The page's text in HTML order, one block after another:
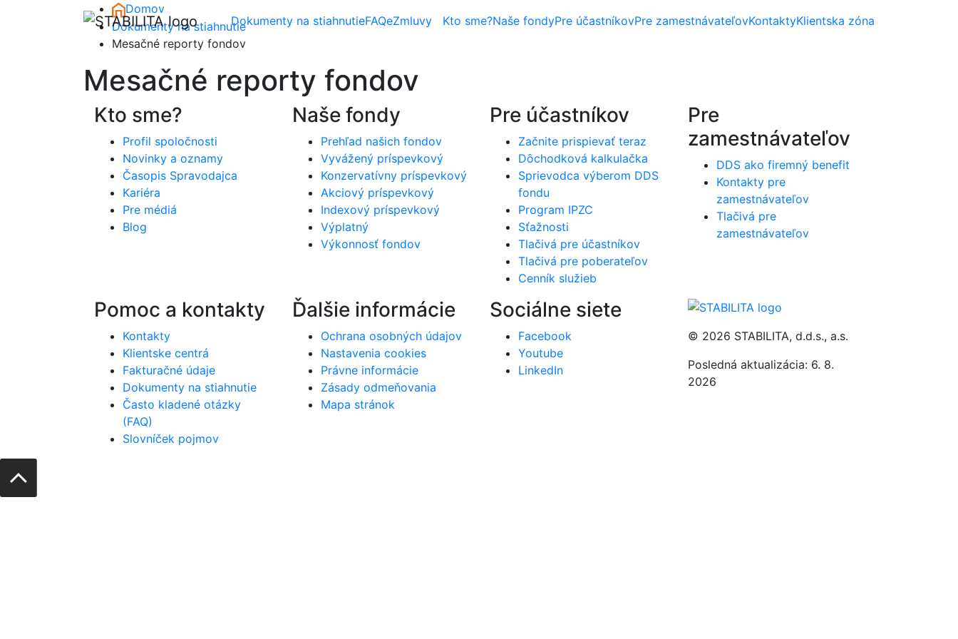
Skip to main content
Kto sme?Naše fondyPre účastníkovPre zamestnávateľovKontaktyKlientska zóna
Dokumenty na stiahnutieFAQeZmluvy
Domov
Dokumenty na stiahnutie
Mesačné reporty fondov
Mesačné reporty fondov
Kto sme?
Profil spoločnosti
Novinky a oznamy
Časopis Spravodajca
Kariéra
Pre médiá
Blog
Naše fondy
Prehľad našich fondov
Vyvážený príspevkový
Konzervatívny príspevkový
Akciový príspevkový
Indexový príspevkový
Výplatný
Výkonnosť fondov
Pre účastníkov
Začnite prispievať teraz
Dôchodková kalkulačka
Sprievodca výberom DDS
fondu
Program IPZC
Sťažnosti
Tlačivá pre účastníkov
Tlačivá pre poberateľov
Cenník služieb
Pre
zamestnávateľov
DDS ako firemný benefit
Kontakty pre
zamestnávateľov
Tlačivá pre
zamestnávateľov
Pomoc a kontakty
Kontakty
Klientske centrá
Fakturačné údaje
Dokumenty na stiahnutie
Často kladené otázky
(FAQ)
Slovníček pojmov
Ďalšie informácie
Ochrana osobných údajov
Nastavenia cookies
Právne informácie
Zásady odmeňovania
Mapa stránok
Sociálne siete
Facebook
Youtube
LinkedIn
© 2026 STABILITA, d.d.s., a.s.
Posledná aktualizácia: 6. 8.
2026